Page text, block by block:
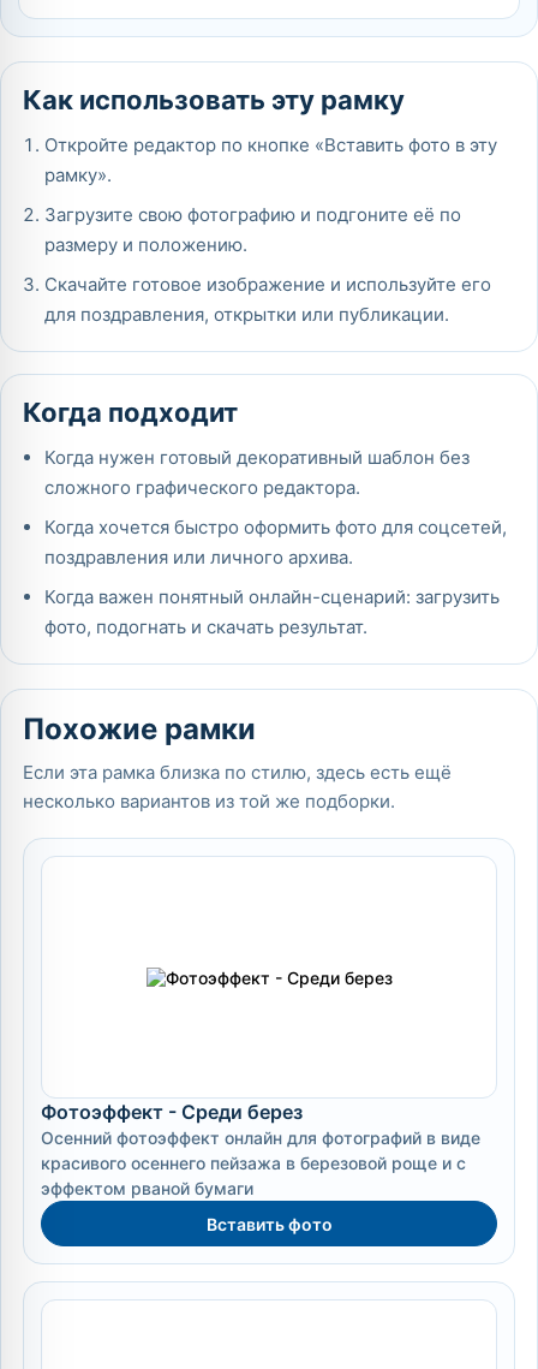
Как использовать эту рамку
Откройте редактор по кнопке «Вставить фото в эту
рамку».
Загрузите свою фотографию и подгоните её по
размеру и положению.
Скачайте готовое изображение и используйте его
для поздравления, открытки или публикации.
Когда подходит
Когда нужен готовый декоративный шаблон без
сложного графического редактора.
Когда хочется быстро оформить фото для соцсетей,
поздравления или личного архива.
Когда важен понятный онлайн-сценарий: загрузить
фото, подогнать и скачать результат.
Похожие рамки
Если эта рамка близка по стилю, здесь есть ещё
несколько вариантов из той же подборки.
Фотоэффект - Среди берез
Осенний фотоэффект онлайн для фотографий в виде
красивого осеннего пейзажа в березовой роще и с
эффектом рваной бумаги
Вставить фото